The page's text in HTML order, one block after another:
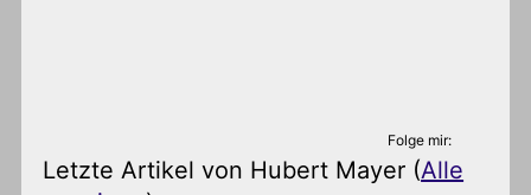
Folge mir:
Letzte Artikel von Hubert Mayer (Alle